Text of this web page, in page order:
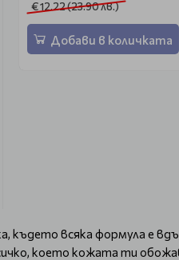
€ 12.22 (23.90 лв.)
Добави в количката
където всяка формула е
което кожата ти